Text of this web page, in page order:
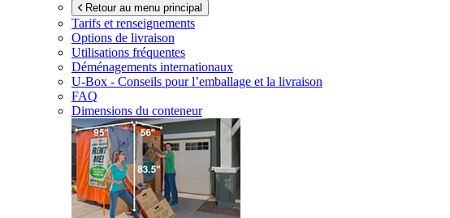
Retour au menu principal
Tarifs et renseignements
Options de livraison
Utilisations fréquentes
Déménagements internationaux
U-Box - Conseils pour l’emballage et la livraison
FAQ
Dimensions du conteneur